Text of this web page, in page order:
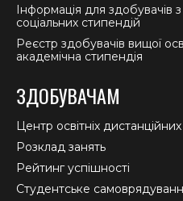
Інформація для здобувачів
соціальних стипендій
Реєстр здобувачів вищої
академічна стипендія
ЗДОБУВАЧАМ
Центр освітніх
Розклад занять
Рейтинг успішності
Студентське